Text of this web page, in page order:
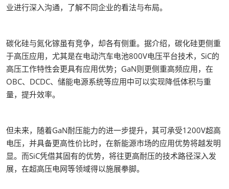
业进行深入沟通，了解不同企业的看法与布局。
碳化硅与氮化镓虽有竞争，却各有侧重。据介绍，碳化硅更侧重
于高压应用，尤其是在电动汽车电池800V电压平台技术，SiC的
高压工作特性会更具有应用优势；GaN则更侧重高频应用，在
OBC、DCDC、储能电源系统等应用中可以实现降低体积与重
量，提升效率。
但未来，随着GaN耐压能力的进一步提升，其可承受1200V超高
电压，并具备更高性价比时，在新能源市场的应用优势将越发明
显。而SiC凭借其固有的优势，将往更高耐压的技术路径深入发
展，在超高压电网等领域得以施展拳脚。